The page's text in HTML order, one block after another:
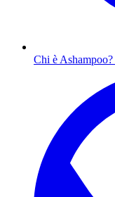
Chi è Ashampoo?